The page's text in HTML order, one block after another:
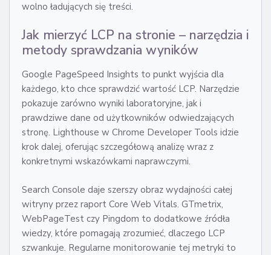
wolno ładujących się treści.
Jak mierzyć LCP na stronie – narzędzia i
metody sprawdzania wyników
Google PageSpeed Insights to punkt wyjścia dla
każdego, kto chce sprawdzić wartość LCP. Narzędzie
pokazuje zarówno wyniki laboratoryjne, jak i
prawdziwe dane od użytkowników odwiedzających
stronę. Lighthouse w Chrome Developer Tools idzie
krok dalej, oferując szczegółową analizę wraz z
konkretnymi wskazówkami naprawczymi.
Search Console daje szerszy obraz wydajności całej
witryny przez raport Core Web Vitals. GTmetrix,
WebPageTest czy Pingdom to dodatkowe źródła
wiedzy, które pomagają zrozumieć, dlaczego LCP
szwankuje. Regularne monitorowanie tej metryki to